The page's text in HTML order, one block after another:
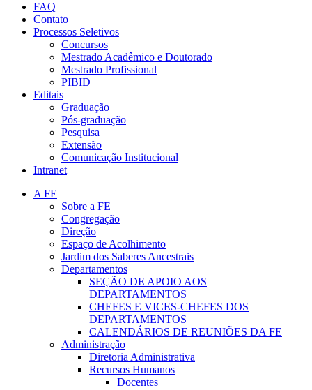
FAQ
Contato
Processos Seletivos
Concursos
Mestrado Acadêmico e Doutorado
Mestrado Profissional
PIBID
Editais
Graduação
Pós-graduação
Pesquisa
Extensão
Comunicação Institucional
Intranet
A FE
Sobre a FE
Congregação
Direção
Espaço de Acolhimento
Jardim dos Saberes Ancestrais
Departamentos
SEÇÃO DE APOIO AOS
DEPARTAMENTOS
CHEFES E VICES-CHEFES DOS
DEPARTAMENTOS
CALENDÁRIOS DE REUNIÕES DA FE
Administração
Diretoria Administrativa
Recursos Humanos
Docentes